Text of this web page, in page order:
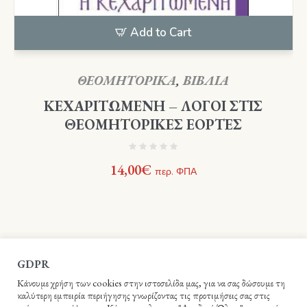
Add to Cart
ΘΕΟΜΗΤΟΡΙΚΑ,ΒΙΒΛΙΑ
ΚΕΧΑΡΙΤΩΜΕΝΗ – ΛΟΓΟΙ ΣΤΙΣ
ΘΕΟΜΗΤΟΡΙΚΕΣ ΕΟΡΤΕΣ
14,00€ περ. ΦΠΑ
GDPR
Κάνουμε χρήση των cookies στην ιστοσελίδα μας, για να σας δώσουμε τη
καλύτερη εμπειρία περιήγησης γνωρίζοντας τις προτιμήσεις σας στις